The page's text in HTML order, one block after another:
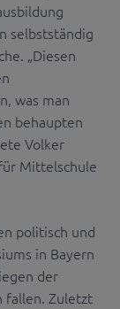
selbstständig
„Diesen
was man
behaupten
Volker
Mittelschule
politisch und
in Bayern
der
fallen. Zuletzt